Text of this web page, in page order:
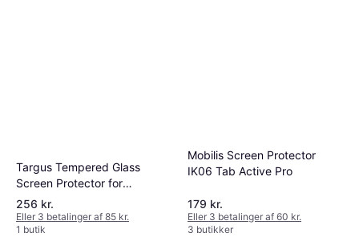
Targus Tempered Glass
Screen Protector for
Samsung Galaxy Tab Active
2
256 kr.
Eller 3 betalinger af 85 kr.
1 butik
Mobilis Screen Protector
IK06 Tab Active Pro
179 kr.
Eller 3 betalinger af 60 kr.
3 butikker